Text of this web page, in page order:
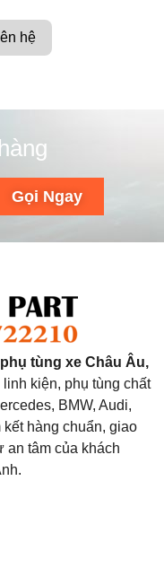
hệ
Gọi Ngay
tùng xe Châu Âu,
kiện, phụ tùng chất
BMW, Audi,
hàng chuẩn, giao
an tâm của khách